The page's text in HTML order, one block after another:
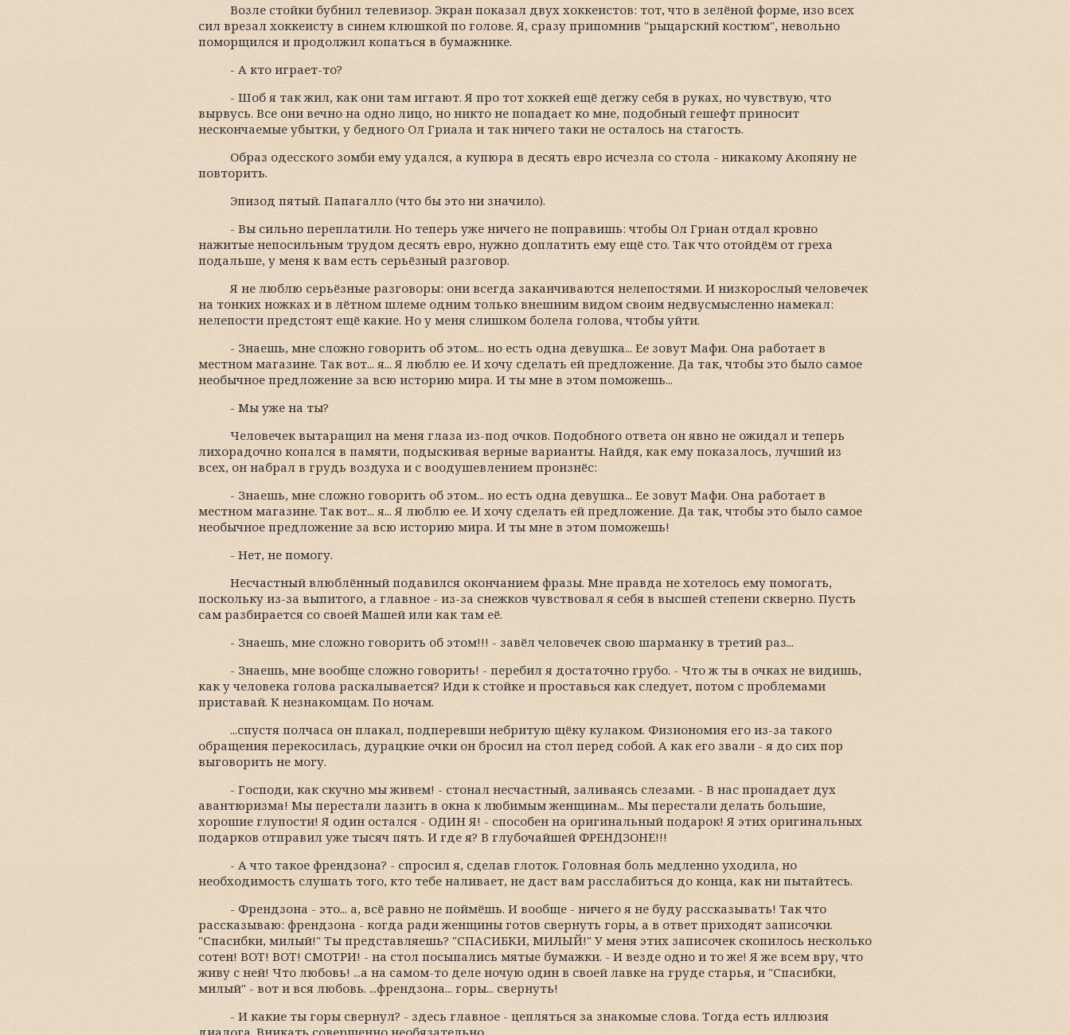
Возле стойки бубнил телевизор. Экран показал двух хоккеистов: тот, что в зелёной форме, изо всех
сил врезал хоккеисту в синем клюшкой по голове. Я, сразу припомнив "рыцарский костюм", невольно
поморщился и продолжил копаться в бумажнике.
- А кто играет-то?
- Шоб я так жил, как они там иггают. Я про тот хоккей ещё дегжу себя в руках, но чувствую, что
вырвусь. Все они вечно на одно лицо, но никто не попадает ко мне, подобный гешефт приносит
нескончаемые убытки, у бедного Ол Гриала и так ничего таки не осталось на стагость.
Образ одесского зомби ему удался, а купюра в десять евро исчезла со стола - никакому Акопяну не
повторить.
Эпизод пятый. Папагалло (что бы это ни значило).
- Вы сильно переплатили. Но теперь уже ничего не поправишь: чтобы Ол Гриан отдал кровно
нажитые непосильным трудом десять евро, нужно доплатить ему ещё сто. Так что отойдём от греха
подальше, у меня к вам есть серьёзный разговор.
Я не люблю серьёзные разговоры: они всегда заканчиваются нелепостями. И низкорослый человечек
на тонких ножках и в лётном шлеме одним только внешним видом своим недвусмысленно намекал:
нелепости предстоят ещё какие. Но у меня слишком болела голова, чтобы уйти.
- Знаешь, мне сложно говорить об этом... но есть одна девушка... Ее зовут Мафи. Она работает в
местном магазине. Так вот... я... Я люблю ее. И хочу сделать ей предложение. Да так, чтобы это было самое
необычное предложение за всю историю мира. И ты мне в этом поможешь...
- Мы уже на ты?
Человечек вытаращил на меня глаза из-под очков. Подобного ответа он явно не ожидал и теперь
лихорадочно копался в памяти, подыскивая верные варианты. Найдя, как ему показалось, лучший из
всех, он набрал в грудь воздуха и с воодушевлением произнёс:
- Знаешь, мне сложно говорить об этом... но есть одна девушка... Ее зовут Мафи. Она работает в
местном магазине. Так вот... я... Я люблю ее. И хочу сделать ей предложение. Да так, чтобы это было самое
необычное предложение за всю историю мира. И ты мне в этом поможешь!
- Нет, не помогу.
Несчастный влюблённый подавился окончанием фразы. Мне правда не хотелось ему помогать,
поскольку из-за выпитого, а главное - из-за снежков чувствовал я себя в высшей степени скверно. Пусть
сам разбирается со своей Машей или как там её.
- Знаешь, мне сложно говорить об этом!!! - завёл человечек свою шарманку в третий раз...
- Знаешь, мне вообще сложно говорить! - перебил я достаточно грубо. - Что ж ты в очках не видишь,
как у человека голова раскалывается? Иди к стойке и проставься как следует, потом с проблемами
приставай. К незнакомцам. По ночам.
...спустя полчаса он плакал, подперевши небритую щёку кулаком. Физиономия его из-за такого
обращения перекосилась, дурацкие очки он бросил на стол перед собой. А как его звали - я до сих пор
выговорить не могу.
- Господи, как скучно мы живем! - стонал несчастный, заливаясь слезами. - В нас пропадает дух
авантюризма! Мы перестали лазить в окна к любимым женщинам... Мы перестали делать большие,
хорошие глупости! Я один остался - ОДИН Я! - способен на оригинальный подарок! Я этих оригинальных
подарков отправил уже тысяч пять. И где я? В глубочайшей ФРЕНДЗОНЕ!!!
- А что такое френдзона? - спросил я, сделав глоток. Головная боль медленно уходила, но
необходимость слушать того, кто тебе наливает, не даст вам расслабиться до конца, как ни пытайтесь.
- Френдзона - это... а, всё равно не поймёшь. И вообще - ничего я не буду рассказывать! Так что
рассказываю: френдзона - когда ради женщины готов свернуть горы, а в ответ приходят записочки.
"Спасибки, милый!" Ты представляешь? "СПАСИБКИ, МИЛЫЙ!" У меня этих записочек скопилось несколько
сотен! ВОТ! ВОТ! СМОТРИ! - на стол посыпались мятые бумажки. - И везде одно и то же! Я же всем вру, что
живу с ней! Что любовь! ...а на самом-то деле ночую один в своей лавке на груде старья, и "Спасибки,
милый" - вот и вся любовь. ...френдзона... горы... свернуть!
- И какие ты горы свернул? - здесь главное - цепляться за знакомые слова. Тогда есть иллюзия
диалога. Вникать совершенно необязательно.